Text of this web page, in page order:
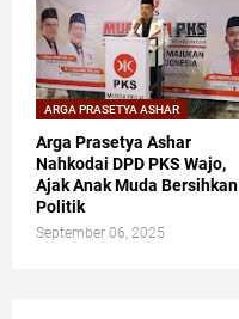
ARGA PRASETYA ASHAR
​Arga Prasetya Ashar
Nahkodai DPD PKS Wajo,
Ajak Anak Muda Bersihkan
Politik
September 06, 2025